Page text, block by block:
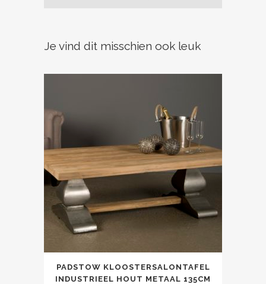
Je vind dit misschien ook leuk
PADSTOW KLOOSTERSALONTAFEL
INDUSTRIEEL HOUT METAAL 135CM